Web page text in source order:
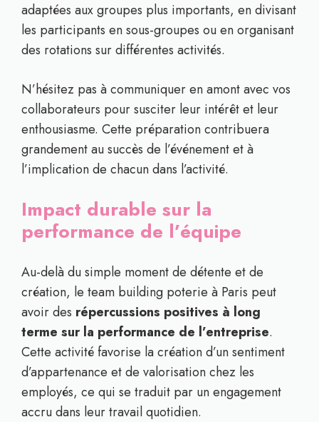
adaptées aux groupes plus importants, en divisant
les participants en sous-groupes ou en organisant
des rotations sur différentes activités.
N’hésitez pas à communiquer en amont avec vos
collaborateurs pour susciter leur intérêt et leur
enthousiasme. Cette préparation contribuera
grandement au succès de l’événement et à
l’implication de chacun dans l’activité.
Impact durable sur la
performance de l’équipe
Au-delà du simple moment de détente et de
création, le team building poterie à Paris peut
avoir des répercussions positives à long
terme sur la performance de l’entreprise.
Cette activité favorise la création d’un sentiment
d’appartenance et de valorisation chez les
employés, ce qui se traduit par un engagement
accru dans leur travail quotidien.